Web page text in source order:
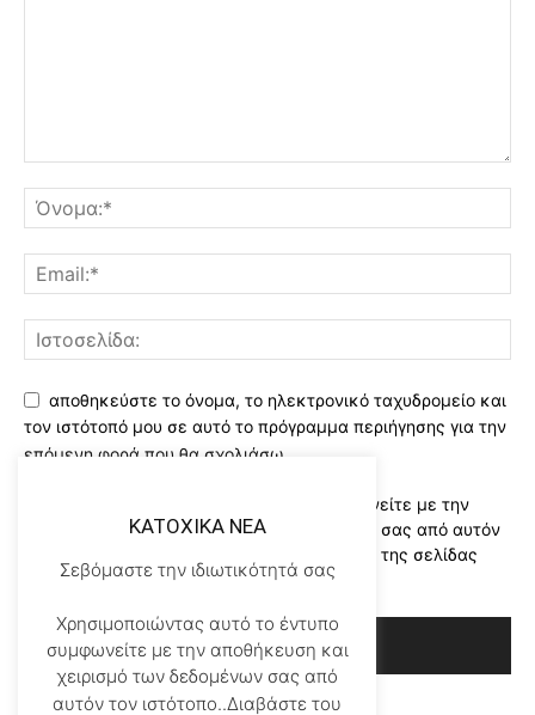
αποθηκεύστε το όνομα, το ηλεκτρονικό ταχυδρομείο και
τον ιστότοπό μου σε αυτό το πρόγραμμα περιήγησης για την
επόμενη φορά που θα σχολιάσω.
Χρησιμοποιώντας αυτό το έντυπο συμφωνείτε με την
αποθήκευση και χειρισμό των δεδομένων σας από αυτόν
τον ιστότοπο..Διαβάστε του ορους χρήσης της σελίδας
μας*
KATOXIKA NEA
Σεβόμαστε την ιδιωτικότητά σας
Χρησιμοποιώντας αυτό το έντυπο
συμφωνείτε με την αποθήκευση και
χειρισμό των δεδομένων σας από
αυτόν τον ιστότοπο..Διαβάστε του